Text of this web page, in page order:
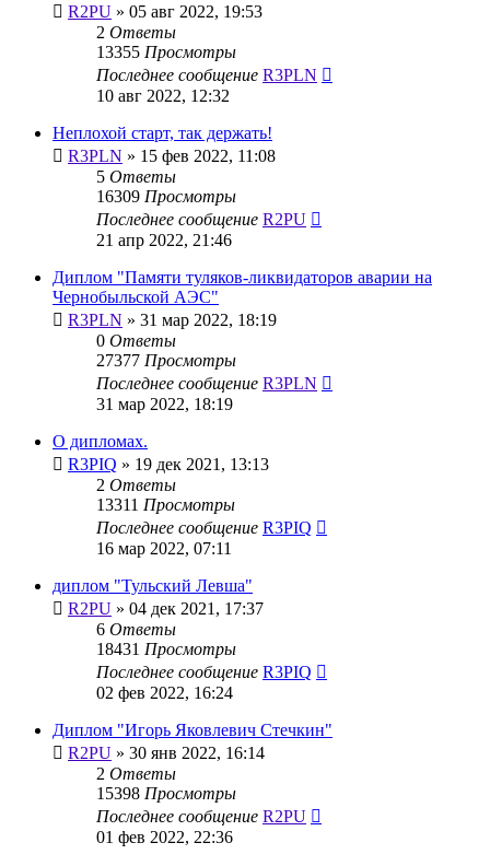
R2PU » 05 авг 2022, 19:53
2 Ответы
13355 Просмотры
Последнее сообщение R3PLN
10 авг 2022, 12:32
Неплохой старт, так держать!
R3PLN » 15 фев 2022, 11:08
5 Ответы
16309 Просмотры
Последнее сообщение R2PU
21 апр 2022, 21:46
Диплом "Памяти туляков-ликвидаторов аварии на
Чернобыльской АЭС"
R3PLN » 31 мар 2022, 18:19
0 Ответы
27377 Просмотры
Последнее сообщение R3PLN
31 мар 2022, 18:19
О дипломах.
R3PIQ » 19 дек 2021, 13:13
2 Ответы
13311 Просмотры
Последнее сообщение R3PIQ
16 мар 2022, 07:11
диплом "Тульский Левша"
R2PU » 04 дек 2021, 17:37
6 Ответы
18431 Просмотры
Последнее сообщение R3PIQ
02 фев 2022, 16:24
Диплом "Игорь Яковлевич Стечкин"
R2PU » 30 янв 2022, 16:14
2 Ответы
15398 Просмотры
Последнее сообщение R2PU
01 фев 2022, 22:36